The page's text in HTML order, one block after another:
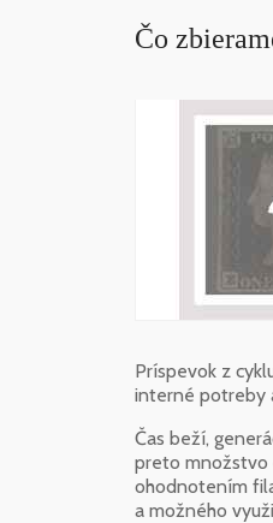
Čo
Príspevok z
interné potreby
Čas beží,
preto množstvo
ohodnotením
a možného